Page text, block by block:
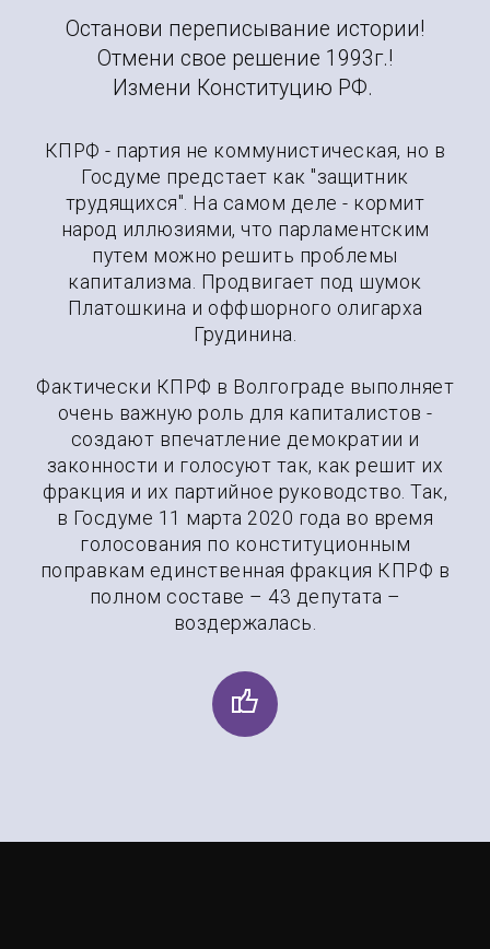
Останови переписывание истории!
Отмени свое решение 1993г.!
Измени Конституцию РФ.
КПРФ - партия не коммунистическая, но в
Госдуме предстает как "защитник
трудящихся". На самом деле - кормит
народ иллюзиями, что парламентским
путем можно решить проблемы
капитализма. Продвигает под шумок
Платошкина и оффшорного олигарха
Грудинина.
Фактически КПРФ в Волгограде выполняет
очень важную роль для капиталистов -
создают впечатление демократии и
законности и голосуют так, как решит их
фракция и их партийное руководство. Так,
в Госдуме 11 марта 2020 года во время
голосования по конституционным
поправкам единственная фракция КПРФ в
полном составе – 43 депутата –
воздержалась.